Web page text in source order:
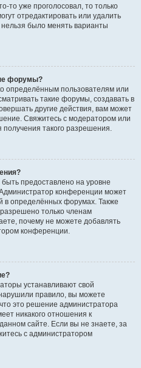
то уже проголосовал, то только
отредактировать или удалить
было менять варианты
форумы?
определённым пользователям или
такие форумы, создавать в
другие действия, вам может
Свяжитесь с модератором или
такого разрешения.
предоставлено на уровне
конференции может
в определённых форумах. Также
только членам
почему не можете добавлять
конференции.
устанавливают свой
правило, вы можете
это решение администратора
никакого отношения к
сайте. Если вы не знаете, за
с администратором